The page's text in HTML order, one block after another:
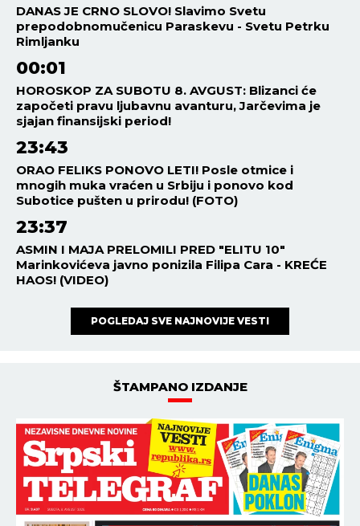
DANAS JE CRNO SLOVO! Slavimo Svetu
prepodobnomučenicu Paraskevu - Svetu Petrku
Rimljanku
00:01
HOROSKOP ZA SUBOTU 8. AVGUST: Blizanci će
započeti pravu ljubavnu avanturu, Jarčevima je
sjajan finansijski period!
23:43
ORAO FELIKS PONOVO LETI! Posle otmice i
mnogih muka vraćen u Srbiju i ponovo kod
Subotice pušten u prirodu! (FOTO)
23:37
ASMIN I MAJA PRELOMILI PRED "ELITU 10"
Marinkovićeva javno ponizila Filipa Cara - KREĆE
HAOS! (VIDEO)
POGLEDAJ SVE NAJNOVIJE VESTI
ŠTAMPANO IZDANJE